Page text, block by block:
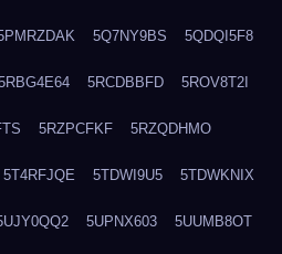
5Q7NY9BS 5QDQI5F8
5RCDBBFD 5ROV8T2I
5RZPCFKF 5RZQDHMO
5T4RFJQE 5TDWI9U5 5TDWKNIX
5UPNX603 5UUMB8OT